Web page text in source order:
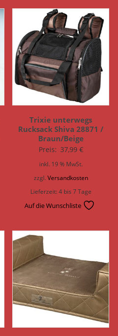
Trixie unterwegs
Rucksack Shiva 28871 /
Braun/Beige
Preis: 37,99 €
inkl. 19 % MwSt.
zzgl. Versandkosten
Lieferzeit:4 bis 7 Tage
Auf die Wunschliste